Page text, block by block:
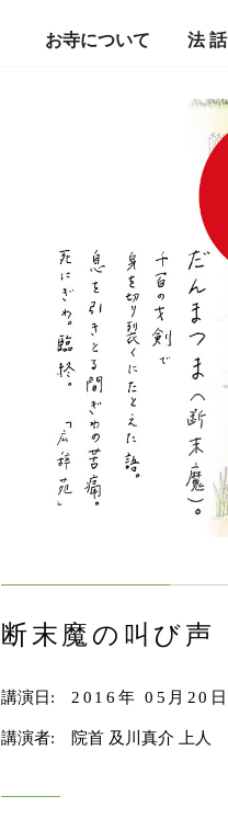
お寺について 法 話
断末魔の叫び声
講演日: 2016年 05月20日
講演者: 院首 及川真介 上人